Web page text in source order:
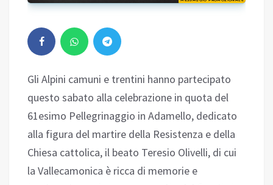
Gli Alpini camuni e trentini hanno partecipato
questo sabato alla celebrazione in quota del
61esimo Pellegrinaggio in Adamello, dedicato
alla figura del martire della Resistenza e della
Chiesa cattolica, il beato Teresio Olivelli, di cui
la Vallecamonica è ricca di memorie e